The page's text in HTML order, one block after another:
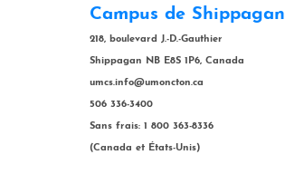
Campus de Shippagan
218, boulevard J.-D.-Gauthier
Shippagan NB E8S 1P6, Canada
umcs.info@umoncton.ca
506 336-3400
Sans frais: 1 800 363-8336
(Canada et États-Unis)